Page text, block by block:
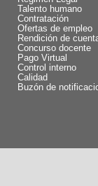
Talento humano
Contratación
Ofertas de empleo
Rendición de
Concurso docente
Pago Virtual
Control interno
Calidad
Buzón de